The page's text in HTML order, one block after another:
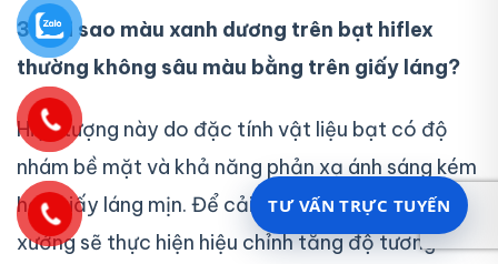
3. Tại sao màu xanh dương trên bạt hiflex
thường không sâu màu bằng trên giấy láng?
Hiện tượng này do đặc tính vật liệu bạt có độ
nhám bề mặt và khả năng phản xạ ánh sáng kém
hơn giấy láng mịn. Để cải thiện, kỹ thuật viên tại
xưởng sẽ thực hiện hiệu chỉnh tăng độ tương
TƯ VẤN TRỰC TUYẾN